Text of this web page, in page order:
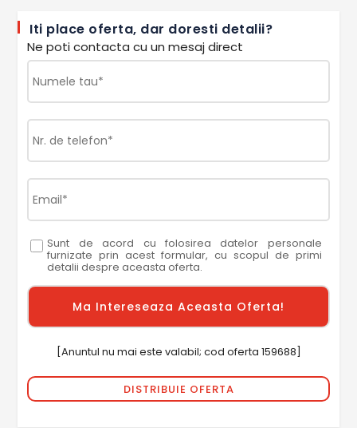
Iti place oferta, dar doresti detalii?
Ne poti contacta cu un mesaj direct
Sunt de acord cu folosirea datelor personale
furnizate prin acest formular, cu scopul de primi
detalii despre aceasta oferta.
[Anuntul nu mai este valabil; cod oferta 159688]
DISTRIBUIE OFERTA